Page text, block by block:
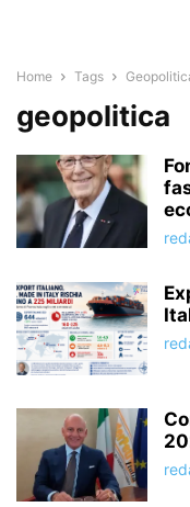
Home Tags
geopolitica